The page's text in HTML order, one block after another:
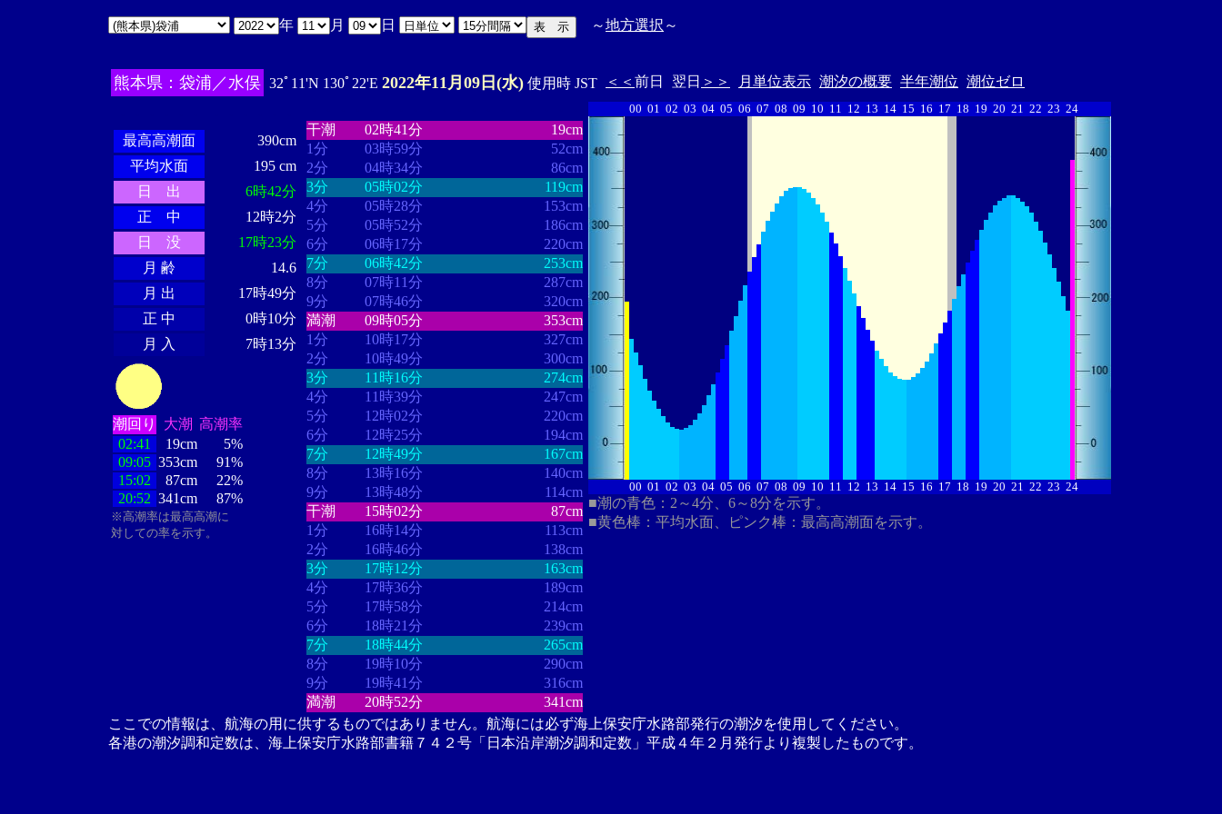
年 月 日 ～地方選択 ～
熊本県：袋浦／水俣 32ﾟ11'N 130ﾟ22'E 2022年11月09日(水) 使用時 JST ＜＜ 前日 翌日 ＞＞ 月単位表示 潮汐の概要 半年潮位 潮位ゼロ
最高高潮面
390cm
平均水面
195 cm
日 出
6時42分
正 中
12時2分
日 没
17時23分
月 齢
14.6
月 出
17時49分
正 中
0時10分
月 入
7時13分
潮回り 大潮 高潮率
02:41
19cm
5%
09:05 353cm
91%
15:02
87cm
22%
20:52 341cm 87%
※高潮率は最高高潮に
対しての率を示す。
干潮
02時41分
19cm
1分
03時59分
52cm
2分
04時34分
86cm
3分
05時02分
119cm
4分
05時28分
153cm
5分
05時52分
186cm
6分
06時17分
220cm
7分
06時42分
253cm
8分
07時11分
287cm
9分
07時46分
320cm
満潮
09時05分
353cm
1分
10時17分
327cm
2分
10時49分
300cm
3分
11時16分
274cm
4分
11時39分
247cm
5分
12時02分
220cm
6分
12時25分
194cm
7分
12時49分
167cm
8分
13時16分
140cm
9分
13時48分
114cm
干潮
15時02分
87cm
1分
16時14分
113cm
2分
16時46分
138cm
3分
17時12分
163cm
4分
17時36分
189cm
5分
17時58分
214cm
6分
18時21分
239cm
7分
18時44分
265cm
8分
19時10分
290cm
9分
19時41分
316cm
満潮
20時52分 341cm
00 01 02 03 04 05 06 07 08 09 10 11 12 13 14 15 16 17 18 19 20 21 22 23 24
00 01 02 03 04 05 06 07 08 09 10 11 12 13 14 15 16 17 18 19 20 21 22 23 24
■潮の青色：2～4分、6～8分を示す。
■黄色棒：平均水面、ピンク棒：最高高潮面を示す。
ここでの情報は、航海の用に供するものではありません。航海には必ず海上保安庁水路部発行の潮汐を使用してください。
各港の潮汐調和定数は、海上保安庁水路部書籍７４２号「日本沿岸潮汐調和定数」平成４年２月発行より複製したものです。